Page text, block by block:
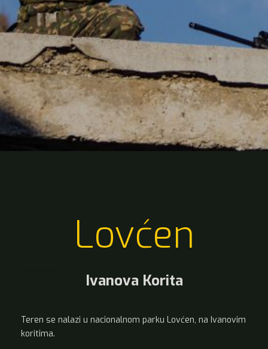
Lovćen
Ivanova Korita
Teren se nalazi u nacionalnom parku Lovćen, na Ivanovim
koritima.